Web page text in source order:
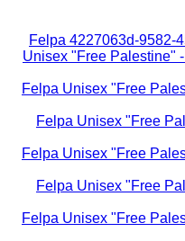
Felpa
Unisex "Free Palestine"
Felpa Unisex "Free
Felpa Unisex "Free